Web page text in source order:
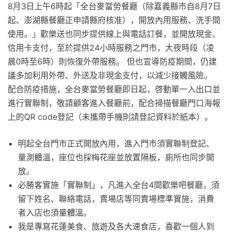
8月3日上午6時起「全台麥當勞餐廳（除嘉義縣市自8月7日
起、澎湖縣餐廳正申請縣府核准），開放內用服務、洗手間
使用。」歡樂送也同步提供線上與電話訂餐，並開放現金、
信用卡支付，至於提供24小時服務之門市，大夜時段（凌
晨0時至6時）則恢復外帶服務。 但也宣導防疫期間，仍建
議多加利用外帶、外送及非現金支付，以減少接觸風險。
配合防疫措施，全台麥當勞餐廳即日起，啓動單一入出口並
進行實聯制，敬請顧客進入餐廳前，配合掃描餐廳門口海報
上的QR code登記（未攜帶手機則請登記資料於紙本）。
明起全台門市正式開放內用，進入門市須實聯制登記、
量測體溫，座位也採梅花座並放置隔板，廁所也同步開
放。
必勝客實施「實聯制」，凡進入全台4間歡樂吧餐廳，須
留下姓名、聯絡電話，賣場店等同賣場標準實施，消費
者入店也須量體溫。
我是專寫花蓮美食、旅遊及各大速食店，喜歡一個人到